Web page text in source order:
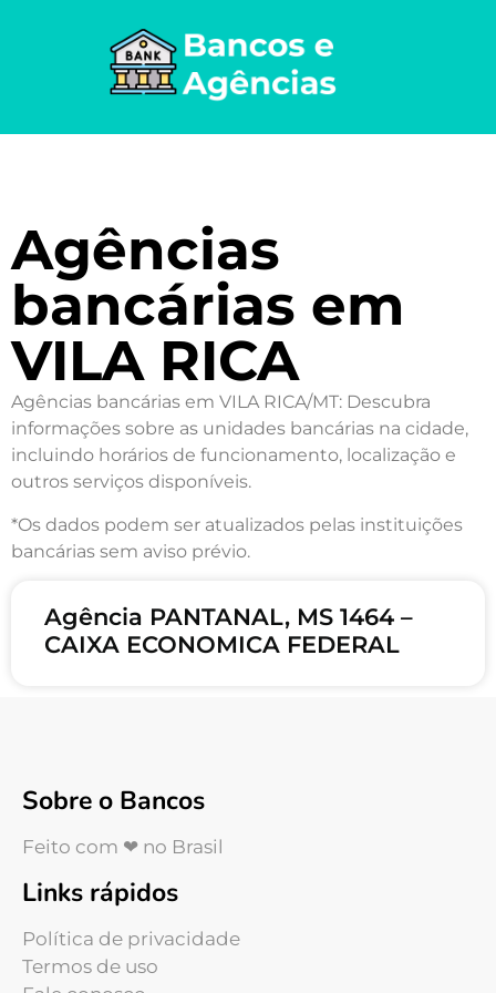
Agências
bancárias em
VILA RICA
Agências bancárias em VILA RICA/MT: Descubra
informações sobre as unidades bancárias na cidade,
incluindo horários de funcionamento, localização e
outros serviços disponíveis.
*Os dados podem ser atualizados pelas instituições
bancárias sem aviso prévio.
Agência PANTANAL, MS 1464 –
CAIXA ECONOMICA FEDERAL
Sobre o Bancos
Feito com ❤ no Brasil
Links rápidos
Política de privacidade
Termos de uso